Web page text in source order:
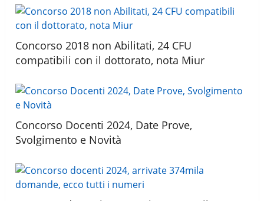
Concorso 2018 non Abilitati, 24 CFU
compatibili con il dottorato, nota Miur
Concorso Docenti 2024, Date Prove,
Svolgimento e Novità